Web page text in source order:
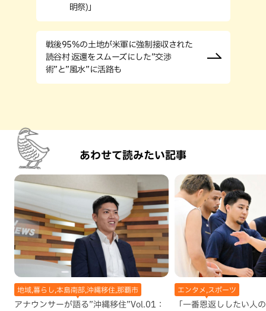
明祭)」
戦後95%の土地が米軍に強制接収された
読谷村 返還をスムーズにした”交渉
術”と”風水”に活路も
あわせて読みたい記事
地域,暮らし,本島南部,沖縄移住,那覇市
アナウンサーが語る”沖縄移住”Vol.01：
エンタメ,スポーツ
「一番恩返ししたい人